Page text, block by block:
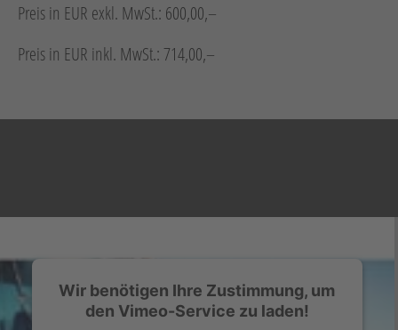
Unternehmen
Kontakt
Jobs
VerweisVerweis
Preis in EUR exkl. MwSt.: 600,00,–
Preis in EUR inkl. MwSt.: 714,00,–
Wir benötigen Ihre Zustimmung, um
den Vimeo-Service zu laden!